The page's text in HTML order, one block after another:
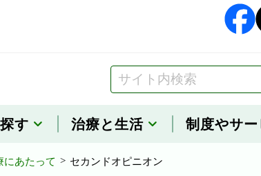
す 治療と生活 制度やサー
にあたって セカンドオピニオン